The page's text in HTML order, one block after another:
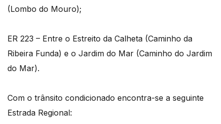
(Lombo do Mouro);
ER 223 – Entre o Estreito da Calheta (Caminho da
Ribeira Funda) e o Jardim do Mar (Caminho do Jardim
do Mar).
Com o trânsito condicionado encontra-se a seguinte
Estrada Regional: